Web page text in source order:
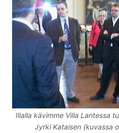
Illalla kävimme Villa Lantessa
Jyrki Kataisen (kuvassa